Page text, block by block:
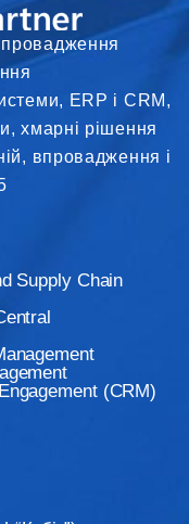
ERP і CRM,
хмарні рішення
впровадження і
Supply Chain
(CRM)